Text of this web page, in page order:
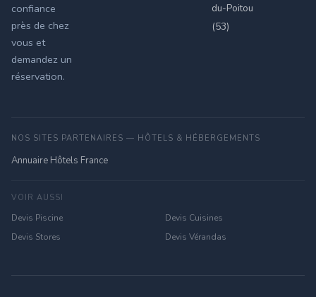
confiance
près de chez
vous et
demandez un
réservation.
du-Poitou
(53)
NOS SITES PARTENAIRES — HÔTELS & HÉBERGEMENTS
Annuaire Hôtels France
VOIR AUSSI
Devis Piscine
Devis Cuisines
Devis Stores
Devis Vérandas